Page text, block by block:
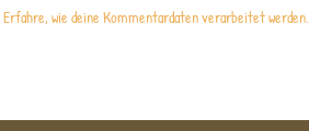
Erfahre, wie deine Kommentardaten verarbeitet werden.